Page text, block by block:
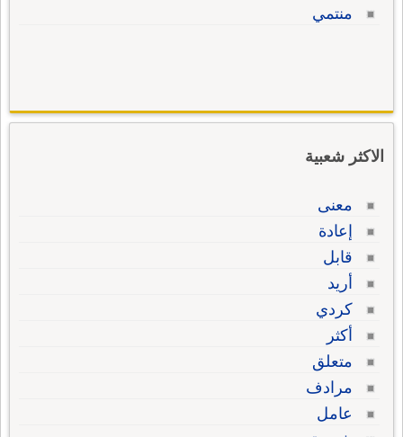
منتمي
الاكثر شعبية
معنى
إعادة
قابل
أريد
كردي
أكثر
متعلق
مرادف
عامل